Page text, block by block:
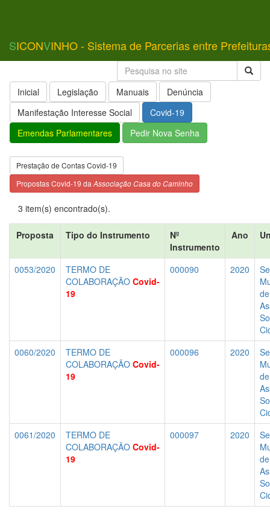
SICONVINHO - Sistema de Parcerias entre
Inicial Legislação Manuais
Denúncia
Manifestação Interesse Social
Covid-19
Emendas Parlamentares
Pedir Nova Senha
Prestação de Contas Covid-19
Propostas Covid-19 da Associação Casa do Caminho
3 item(s) encontrado(s).
Proposta Tipo do Instrumento
Nº
Instrumento
Ano
0053/2020
TERMO DE
COLABORAÇÃO Covid-
19
000090 2020
de
0060/2020
TERMO DE
COLABORAÇÃO Covid-
19
000096 2020
de
0061/2020
TERMO DE
COLABORAÇÃO Covid-
19
000097 2020
de